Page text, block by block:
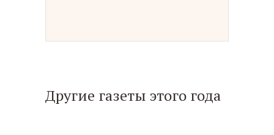
Другие газеты этого года